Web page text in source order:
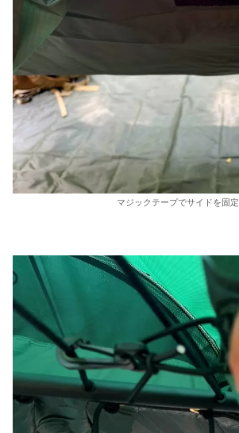
マジックテープでサイドを固定